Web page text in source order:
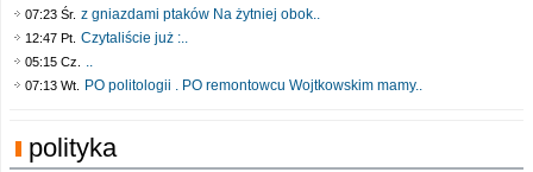
07:23 Śr. z gniazdami ptaków Na żytniej obok..
12:47 Pt. Czytaliście już :..
05:15 Cz. ..
07:13 Wt. PO politologii . PO remontowcu Wojtkowskim mamy..
polityka